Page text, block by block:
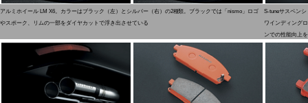
アルミホイール LM X6。カラーはブラック（左）とシルバー（右）の2種類。ブラックでは「nismo」ロゴ
やスポーク、リムの一部をダイヤカットで浮き出させている
S-tuneサスペン
ワインディング
ンでの性能向上